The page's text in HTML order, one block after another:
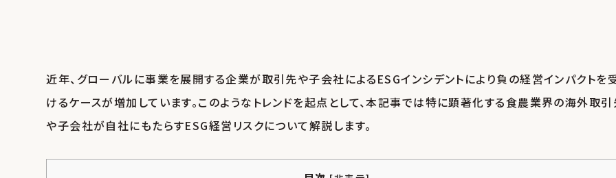
近年、グローバルに事業を展開する企業が取引先や子会社によるESGインシデントにより負の経営インパクトを
けるケースが増加しています。このようなトレンドを起点として、本記事では特に顕著化する食農業界の海外取
や子会社が自社にもたらすESG経営リスクについて解説します。
検索